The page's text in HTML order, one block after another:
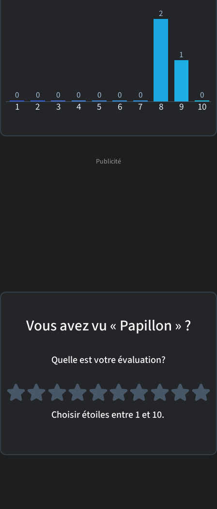
0 0 0 0 0 0 0
2
1
0
1 2 3 4 5 6 7 8 9 10
Vous avez vu « Papillon » ?
Quelle est votre évaluation?
Choisir étoiles entre 1 et 10.